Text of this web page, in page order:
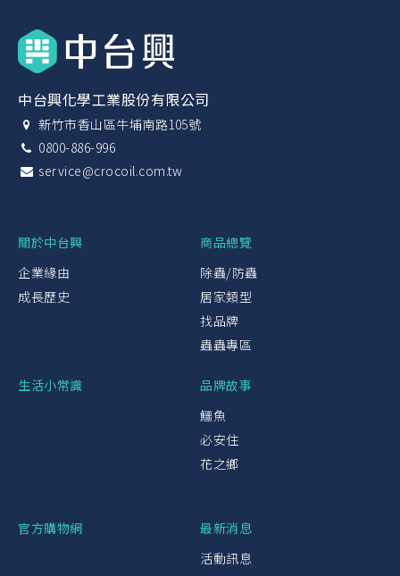
中台興化學工業股份有限公司
新竹市香山區牛埔南路105號
0800-886-996
service@crocoil.com.tw
關於中台興
企業緣由
成長歷史
商品總覽
除蟲/防蟲
居家類型
找品牌
蟲蟲專區
生活小常識
品牌故事
鱷魚
必安住
花之鄉
官方購物網
最新消息
活動訊息